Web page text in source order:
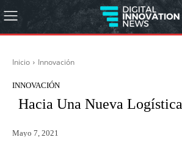
Inicio Innovación
INNOVACIÓN
Hacia Una Nueva Logística
Mayo 7, 2021